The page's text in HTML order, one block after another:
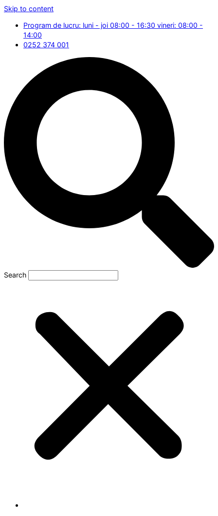
Skip to content
Program de lucru: luni - joi 08:00 - 16:30 vineri: 08:00 -
14:00
0252 374 001
Search